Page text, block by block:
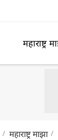
महाराष्ट्र
महाराष्ट्र माझा